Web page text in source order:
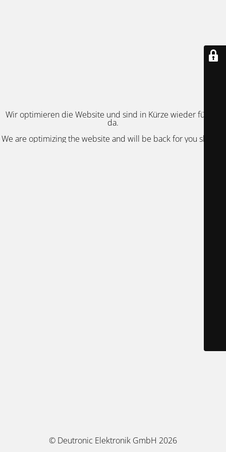
Wir optimieren die Website und sind in Kürze wieder für Sie
da.
We are optimizing the website and will be back for you shortly.
© Deutronic Elektronik GmbH 2026